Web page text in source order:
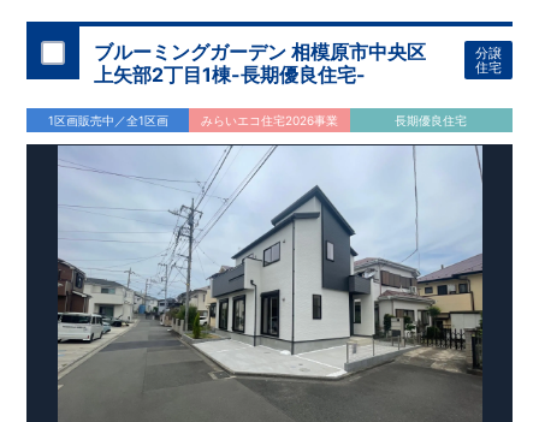
できる♪​​【床下収納】​
【大容量シューズクローゼット】
などの、あったらうれしい収納完備☆
[2], 対面キッチンには、食洗器搭載★
配膳・後片付け が便利な 対面キッチンには、
生活感を感じさせないビルトイン食洗器を搭載
[4],上部吹抜け
明るく開放的な空間を演出
暮らしに寄り添う住環境
～徒歩圏内～
／コンビニ/ドラッグストア／ 公園
【教育施設】
せんだん保育園 約593m（徒歩8分）​新磯保育園 約
784m（徒歩10分）​新磯小学校 約 715m （徒歩9分） ​相陽中学
校 約2000m（徒歩25分）​
【買い物施設】
ローソン相模原磯部店 約
556m（徒歩7分）
ファミリーマート
4分）
ブルーミングガーデン 相模原市中央区
上矢部2丁目1棟-長期優良住宅-
分譲
住宅
1区画販売中／全1区画 みらいエコ住宅2026事業 長期優良住宅